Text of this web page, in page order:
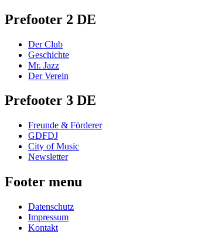
Prefooter 2 DE
Der Club
Geschichte
Mr. Jazz
Der Verein
Prefooter 3 DE
Freunde & Förderer
GDFDJ
City of Music
Newsletter
Footer menu
Datenschutz
Impressum
Kontakt